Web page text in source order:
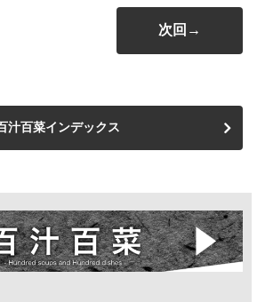
次回→
汁百菜インデックス